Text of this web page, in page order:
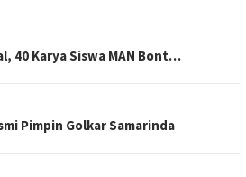
40 Karya Siswa MAN Bont…
Pimpin Golkar Samarinda